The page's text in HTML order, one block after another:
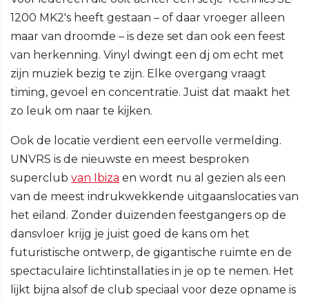
1200 MK2's heeft gestaan – of daar vroeger alleen
maar van droomde – is deze set dan ook een feest
van herkenning. Vinyl dwingt een dj om echt met
zijn muziek bezig te zijn. Elke overgang vraagt
timing, gevoel en concentratie. Juist dat maakt het
zo leuk om naar te kijken.
Ook de locatie verdient een eervolle vermelding.
UNVRS is de nieuwste en meest besproken
superclub van Ibiza en wordt nu al gezien als een
van de meest indrukwekkende uitgaanslocaties van
het eiland. Zonder duizenden feestgangers op de
dansvloer krijg je juist goed de kans om het
futuristische ontwerp, de gigantische ruimte en de
spectaculaire lichtinstallaties in je op te nemen. Het
lijkt bijna alsof de club speciaal voor deze opname is